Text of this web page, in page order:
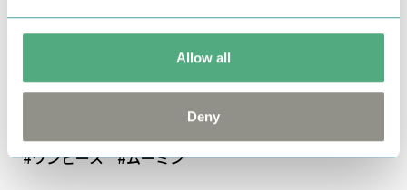
Allow all
Deny
■価格（税抜）：6,900円
■サイズ：S・M・L・LL・3L
#ワンピース #ムーミン